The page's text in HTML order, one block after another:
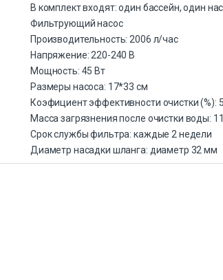
В комплект входят: один бассейн, один
Фильтрующий насос
Производительность: 2006 л/час
Напряжение: 220-240 В
Мощность: 45 Вт
Размеры насоса: 17*33 см
Коэфициент эффективности очистки (%):
Масса загрязнения после очистки воды:
Срок службы фильтра: каждые 2 недели
Диаметр насадки шланга: диаметр 32 мм